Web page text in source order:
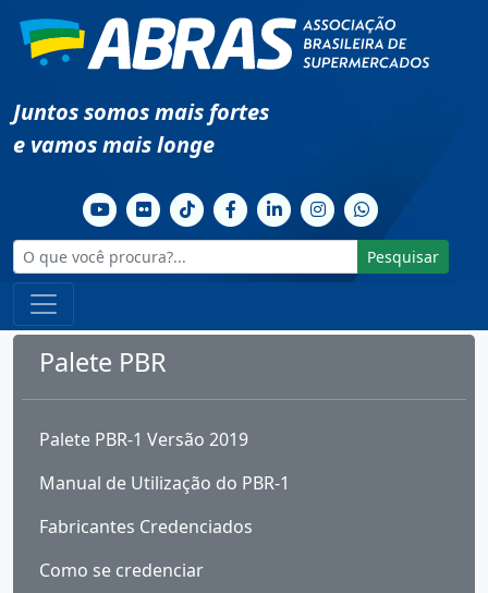
Juntos somos mais fortes
e vamos mais longe
Pesquisar
Palete PBR
Palete PBR-1 Versão 2019
Manual de Utilização do PBR-1
Fabricantes Credenciados
Como se credenciar